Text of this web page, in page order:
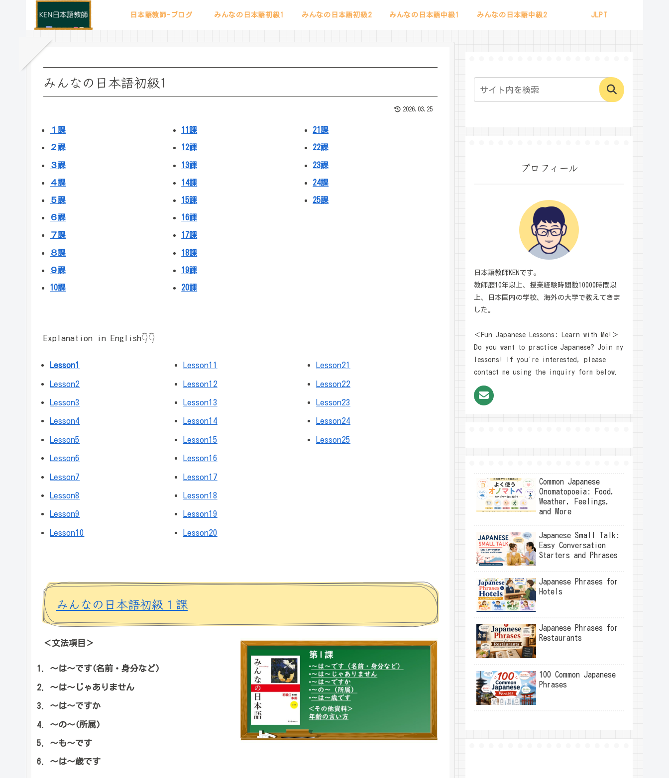
日本語教師-ブログ みんなの日本語初級1 みんなの日本語初級2 みんなの日本語中級1 みんなの日本語中級2 JLPT
みんなの日本語初級1
2026.03.25
１課
２課
３課
４課
５課
６課
７課
８課
９課
10課
11課
12課
13課
14課
15課
16課
17課
18課
19課
20課
21課
22課
23課
24課
25課
Explanation in English👇👇
Lesson1
Lesson2
Lesson3
Lesson4
Lesson5
Lesson6
Lesson7
Lesson8
Lesson9
Lesson10
Lesson11
Lesson12
Lesson13
Lesson14
Lesson15
Lesson16
Lesson17
Lesson18
Lesson19
Lesson20
Lesson21
Lesson22
Lesson23
Lesson24
Lesson25
みんなの日本語初級１課
＜文法項目＞
～は～です(名前・身分など)
～は～じゃありません
～は～ですか
～の～(所属)
～も～です
～は～歳です
プロフィール
日本語教師KENです。
教師歴10年以上、授業経験時間数10000時間以
上、日本国内の学校、海外の大学で教えてきま
した。
＜Fun Japanese Lessons: Learn with Me!＞
Do you want to practice Japanese? Join my
lessons! If you're interested, please
contact me using the inquiry form below.
Common Japanese
Onomatopoeia: Food,
Weather, Feelings,
and More
Japanese Small Talk:
Easy Conversation
Starters and Phrases
Japanese Phrases for
Hotels
Japanese Phrases for
Restaurants
100 Common Japanese
Phrases